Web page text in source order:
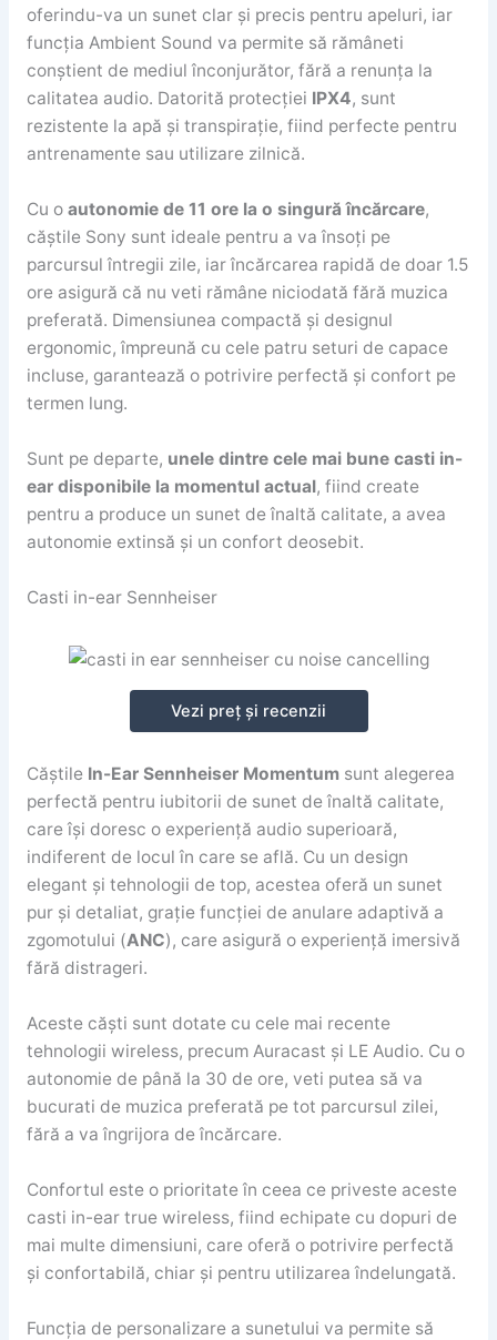
oferindu-va un sunet clar și precis pentru apeluri, iar
funcția Ambient Sound va permite să rămâneti
conștient de mediul înconjurător, fără a renunța la
calitatea audio. Datorită protecției IPX4, sunt
rezistente la apă și transpirație, fiind perfecte pentru
antrenamente sau utilizare zilnică.
Cu o autonomie de 11 ore la o singură încărcare,
căștile Sony sunt ideale pentru a va însoți pe
parcursul întregii zile, iar încărcarea rapidă de doar 1.5
ore asigură că nu veti rămâne niciodată fără muzica
preferată. Dimensiunea compactă și designul
ergonomic, împreună cu cele patru seturi de capace
incluse, garantează o potrivire perfectă și confort pe
termen lung.
Sunt pe departe, unele dintre cele mai bune casti in-
ear disponibile la momentul actual, fiind create
pentru a produce un sunet de înaltă calitate, a avea
autonomie extinsă și un confort deosebit.
Casti in-ear Sennheiser
Vezi preț și recenzii
Căștile In-Ear Sennheiser Momentumsunt alegerea
perfectă pentru iubitorii de sunet de înaltă calitate,
care își doresc o experiență audio superioară,
indiferent de locul în care se află. Cu un design
elegant și tehnologii de top, acestea oferă un sunet
pur și detaliat, grație funcției de anulare adaptivă a
zgomotului (ANC), care asigură o experiență imersivă
fără distrageri.
Aceste căști sunt dotate cu cele mai recente
tehnologii wireless, precum Auracast și LE Audio. Cu o
autonomie de până la 30 de ore, veti putea să va
bucurati de muzica preferată pe tot parcursul zilei,
fără a va îngrijora de încărcare.
Confortul este o prioritate în ceea ce priveste aceste
casti in-ear true wireless, fiind echipate cu dopuri de
mai multe dimensiuni, care oferă o potrivire perfectă
și confortabilă, chiar și pentru utilizarea îndelungată.
Funcția de personalizare a sunetului va permite să